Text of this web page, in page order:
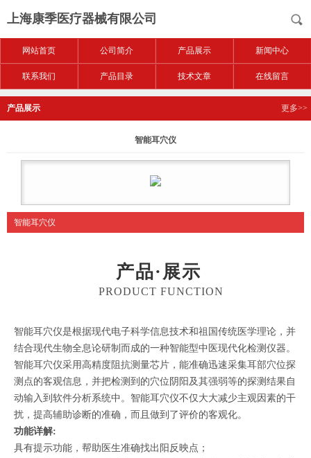
上海康季医疗器械有限公司
网站首页 公司简介 产品展示 新闻中心
联系我们 产品目录 技术文章 在线留言
产品展示 更多>>
智能耳穴仪
智能耳穴仪
产品·展示
PRODUCT FUNCTION
智能耳穴仪是根据现代电子科学信息技术和祖国传统医学理论，并
结合现代生物全息论研制而成的一种智能型中医现代化检测仪器。
智能耳穴仪采用高精度阻抗测量芯片，能准确迅速采集耳部穴位探
测点的客观信息，并把检测到的穴位阴阳及其强弱等的探测结果自
动输入到软件分析系统中。智能耳穴仪不仅大大减少主观因素的干
扰，提高辅助诊断的准确，而且做到了评价的客观化。
功能详解:
具有提示功能，帮助医生准确找出阳反映点；